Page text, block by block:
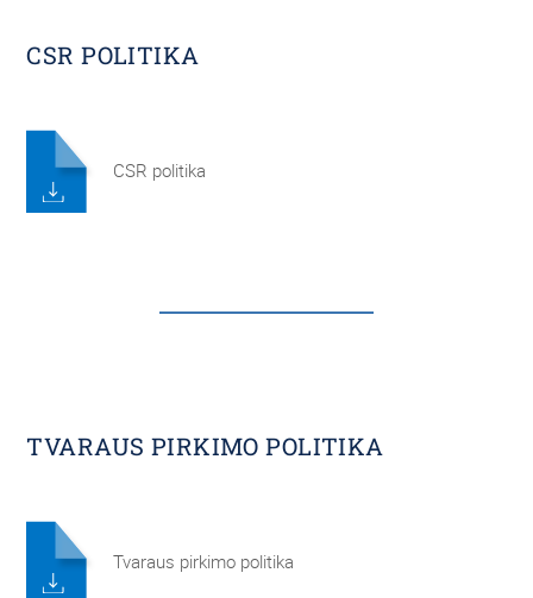
CSR POLITIKA
CSR politika
TVARAUS PIRKIMO POLITIKA
Tvaraus pirkimo politika